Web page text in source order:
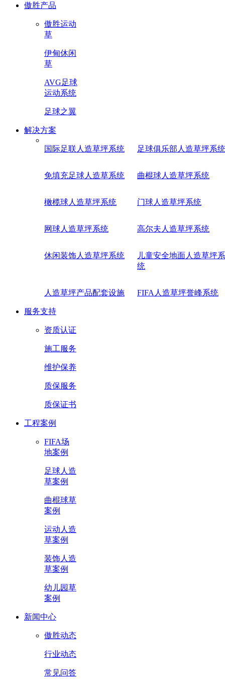
傲胜产品
傲胜运动
草
伊甸休闲
草
AVG足球
运动系统
足球之翼
解决方案
国际足联人造草坪系统 足球俱乐部人造草坪系统
免填充足球人造草系统 曲棍球人造草坪系统
橄榄球人造草坪系统 门球人造草坪系统
网球人造草坪系统 高尔夫人造草坪系统
休闲装饰人造草坪系统
儿童安全地面人造草坪系
统
人造草坪产品配套设施 FIFA人造草坪誉峰系统
服务支持
资质认证
施工服务
维护保养
质保服务
质保证书
工程案例
FIFA场
地案例
足球人造
草案例
曲棍球草
案例
运动人造
草案例
装饰人造
草案例
幼儿园草
案例
新闻中心
傲胜动态
行业动态
常见问答